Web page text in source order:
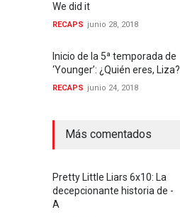
We did it
RECAPS junio 28, 2018
Inicio de la 5ª temporada de
‘Younger’: ¿Quién eres, Liza?
RECAPS junio 24, 2018
Más comentados
Pretty Little Liars 6x10: La
decepcionante historia de -
A